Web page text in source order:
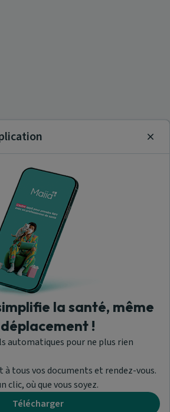
la santé, même
!
automatiques pour ne plus rien
à tous vos documents et rendez-vous.
clic, où que vous soyez.
Télécharger